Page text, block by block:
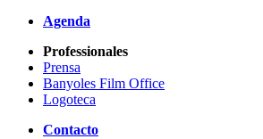
Agenda
Professionales
Prensa
Banyoles Film Office
Logoteca
Contacto